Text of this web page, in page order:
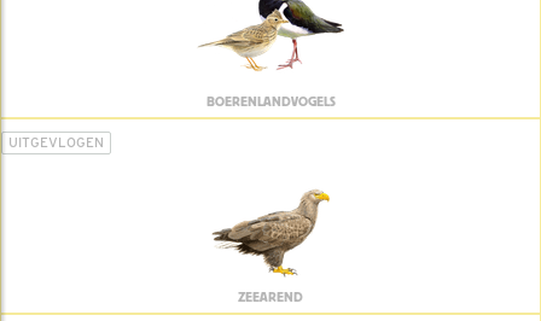
BOERENLANDVOGELS
UITGEVLOGEN
ZEEAREND